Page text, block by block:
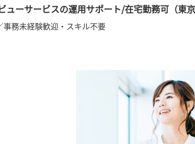
ューサービスの運用サポート/在宅勤務可（東京
務未経験歓迎・スキル不要